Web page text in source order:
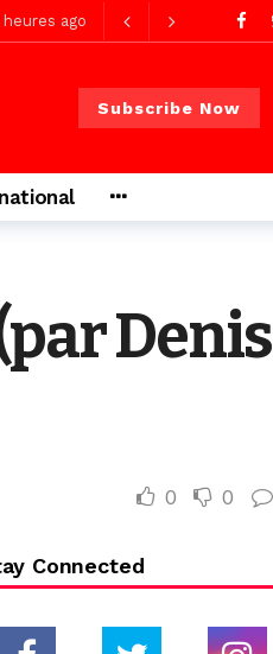
ago
Subscribe Now
Denis
0 0
Connected